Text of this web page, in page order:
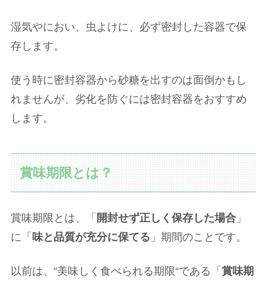
湿気やにおい、虫よけに、必ず密封した容器で保
存します。
使う時に密封容器から砂糖を出すのは面倒かもし
れませんが、劣化を防ぐには密封容器をおすすめ
します。
賞味期限とは？
賞味期限とは、「 開封せず正しく保存した場合 」
に「 味と品質が充分に保てる 」期間のことです。
以前は、“美味しく食べられる期限“である「 賞味期